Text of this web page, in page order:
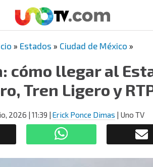
» Estados » Ciudad de México »
cómo llegar al
Tren Ligero y
2026 | 11:39 | Erick Ponce Dimas | Uno TV